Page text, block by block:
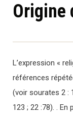
Origine
L’expression «
références
(voir sourates 2 :
123 ; 22 :78). .